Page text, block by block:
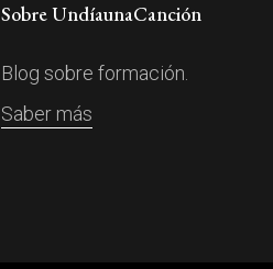
Sobre UndíaunaCanción
Blog sobre formación.
Saber más